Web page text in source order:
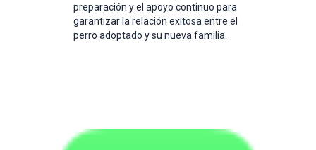
preparación y el apoyo continuo para
garantizar la relación exitosa entre el
perro adoptado y su nueva familia.